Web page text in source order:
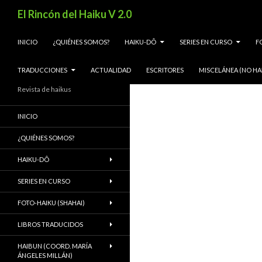
El Rincón del Haiku V 2.0
INICIO
¿QUIÉNES SOMOS? HAIKU-DÔ SERIES EN CURSO
TRADUCCIONES ACTUALIDAD ESCRITORES MISCELÁNEA (NO
Revista de haikus
INICIO
¿QUIÉNES SOMOS?
HAIKU-DÔ
SERIES EN CURSO
FOTO-HAIKU (SHAHAI)
LIBROS TRADUCIDOS
HAIBUN (COORD. MARÍA
ÁNGELES MILLÁN)